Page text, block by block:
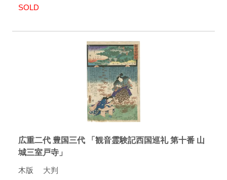
SOLD
広重二代 豊国三代 「観音霊験記西国巡礼 第十番 山
城三室戸寺」
木版 大判